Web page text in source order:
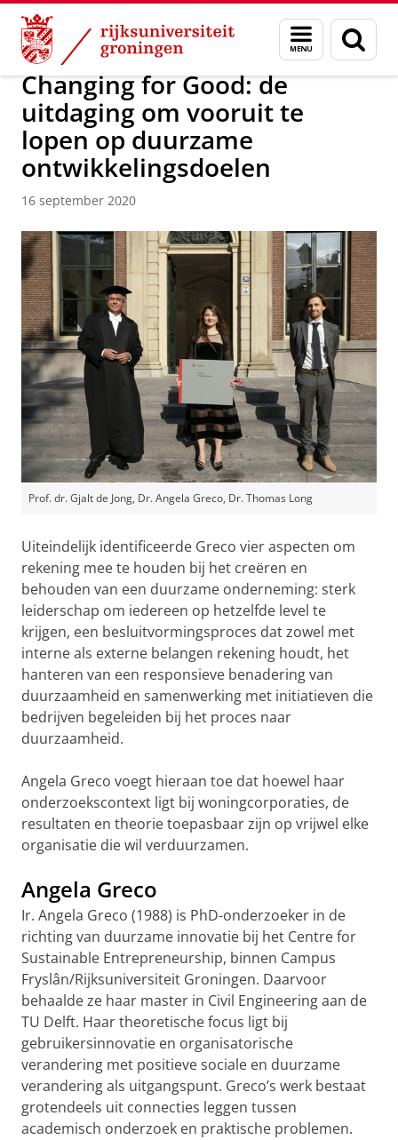
Skip
Content
Skip
Navigation
Menu
en
zoeken
Over ons Campus Fryslân
Changing for Good: de
uitdaging om vooruit te
lopen op duurzame
ontwikkelingsdoelen
16 september 2020
Prof. dr. Gjalt de Jong, Dr. Angela Greco, Dr. Thomas Long
Uiteindelijk identificeerde Greco vier aspecten om
rekening mee te houden bij het creëren en
behouden van een duurzame onderneming: sterk
leiderschap om iedereen op hetzelfde level te
krijgen, een besluitvormingsproces dat zowel met
interne als externe belangen rekening houdt, het
hanteren van een responsieve benadering van
duurzaamheid en samenwerking met initiatieven die
bedrijven begeleiden bij het proces naar
duurzaamheid.
Angela Greco voegt hieraan toe dat hoewel haar
onderzoekscontext ligt bij woningcorporaties, de
resultaten en theorie toepasbaar zijn op vrijwel elke
organisatie die wil verduurzamen.
Angela Greco
Ir. Angela Greco (1988) is PhD-onderzoeker in de
richting van duurzame innovatie bij het Centre for
Sustainable Entrepreneurship, binnen Campus
Fryslân/Rijksuniversiteit Groningen. Daarvoor
behaalde ze haar master in Civil Engineering aan de
TU Delft. Haar theoretische focus ligt bij
gebruikersinnovatie en organisatorische
verandering met positieve sociale en duurzame
verandering als uitgangspunt. Greco’s werk bestaat
grotendeels uit connecties leggen tussen
academisch onderzoek en praktische problemen.